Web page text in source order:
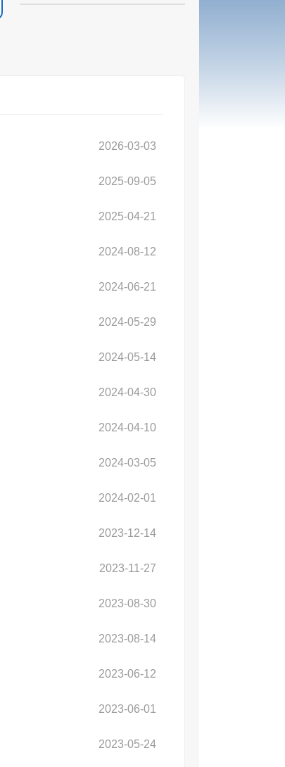
2026-03-03
2025-09-05
2025-04-21
2024-08-12
2024-06-21
2024-05-29
2024-05-14
2024-04-30
2024-04-10
2024-03-05
2024-02-01
2023-12-14
2023-11-27
2023-08-30
2023-08-14
2023-06-12
2023-06-01
2023-05-24